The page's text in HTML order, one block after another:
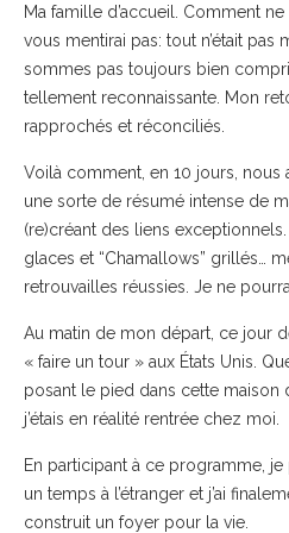
Ma famille d’accueil. Comment
vous mentirai pas: tout n’était pas
sommes pas toujours bien
tellement reconnaissante. Mon
rapprochés et réconciliés.
Voilà comment, en 10 jours, nous
une sorte de résumé intense de
(re)créant des liens
glaces et “Chamallows” grillés…
retrouvailles réussies. Je ne
Au matin de mon départ, ce jour
« faire un tour » aux États Unis.
posant le pied dans cette maison
j’étais en réalité rentrée chez moi.
En participant à ce programme,
un temps à l’étranger et j’ai
construit un foyer pour la vie.